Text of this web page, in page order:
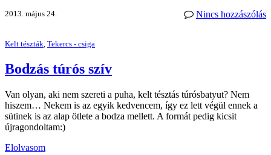
Nincs hozzászólás
2013. május 24.
Kelt tészták Tekercs - csiga
Bodzás túrós szív
Van olyan, aki nem szereti a puha, kelt tésztás túrósbatyut? Nem
hiszem… Nekem is az egyik kedvencem, így ez lett végül ennek a
sütinek is az alap ötlete a bodza mellett. A formát pedig kicsit
újragondoltam:)
Elolvasom